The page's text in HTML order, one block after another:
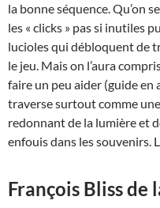
la bonne séquence. Qu’on
les « clicks » pas si inutiles
lucioles qui débloquent de
le jeu. Mais on l’aura
faire un peu aider (guide en
traverse surtout comme
redonnant de la lumière et
enfouis dans les souvenirs.
François Bliss de